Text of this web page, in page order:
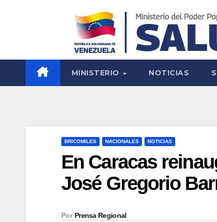
MINISTERIO NOTICIAS
BRICOMILES NACIONALES NOTICIAS
En Caracas
José Gregorio
Por Prensa Regional